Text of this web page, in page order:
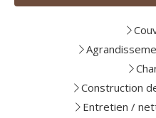
Construction
Entretien /